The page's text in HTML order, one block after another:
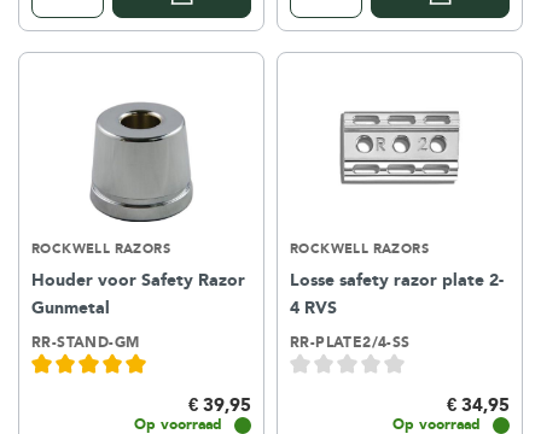
ROCKWELL RAZORS
Houder voor Safety Razor
Gunmetal
RR-STAND-GM
€ 39,95
Op voorraad
ROCKWELL RAZORS
Losse safety razor plate 2-
4 RVS
RR-PLATE2/4-SS
€ 34,95
Op voorraad